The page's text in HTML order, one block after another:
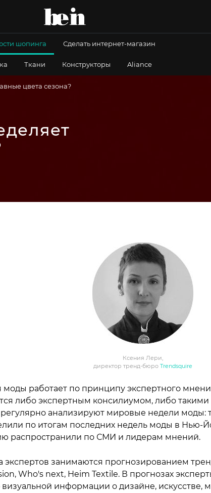
шопинга Сделать интернет-магазин
Ткани Конструкторы Aliance
цвета сезона?
Ксения Лери,
директор тренд-бюро Trendsquire
моды работает по принципу экспертного
либо экспертным консилиумом, либо
анализируют мировые недели моды:
по итогам последних недель моды в Нью-
распространили по СМИ и лидерам мнений.
экспертов занимаются прогнозированием
Who's next, Heim Textile. В прогнозах
визуальной информации о дизайне, искусстве,